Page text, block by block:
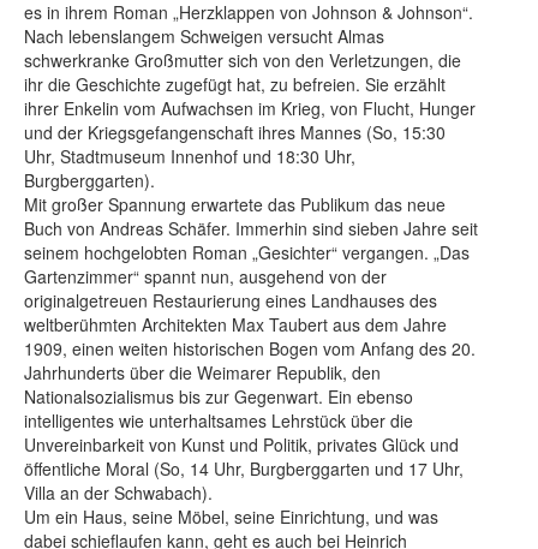
es in ihrem Roman „Herzklappen von Johnson & Johnson“.
Nach lebenslangem Schweigen versucht Almas
schwerkranke Großmutter sich von den Verletzungen, die
ihr die Geschichte zugefügt hat, zu befreien. Sie erzählt
ihrer Enkelin vom Aufwachsen im Krieg, von Flucht, Hunger
und der Kriegsgefangenschaft ihres Mannes (So, 15:30
Uhr, Stadtmuseum Innenhof und 18:30 Uhr,
Burgberggarten).
Mit großer Spannung erwartete das Publikum das neue
Buch von Andreas Schäfer. Immerhin sind sieben Jahre seit
seinem hochgelobten Roman „Gesichter“ vergangen. „Das
Gartenzimmer“ spannt nun, ausgehend von der
originalgetreuen Restaurierung eines Landhauses des
weltberühmten Architekten Max Taubert aus dem Jahre
1909, einen weiten historischen Bogen vom Anfang des 20.
Jahrhunderts über die Weimarer Republik, den
Nationalsozialismus bis zur Gegenwart. Ein ebenso
intelligentes wie unterhaltsames Lehrstück über die
Unvereinbarkeit von Kunst und Politik, privates Glück und
öffentliche Moral (So, 14 Uhr, Burgberggarten und 17 Uhr,
Villa an der Schwabach).
Um ein Haus, seine Möbel, seine Einrichtung, und was
dabei schieflaufen kann, geht es auch bei Heinrich